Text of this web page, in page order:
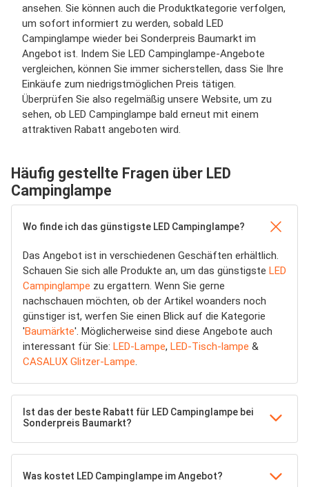
ansehen. Sie können auch die Produktkategorie verfolgen,
um sofort informiert zu werden, sobald LED
Campinglampe wieder bei Sonderpreis Baumarkt im
Angebot ist. Indem Sie LED Campinglampe-Angebote
vergleichen, können Sie immer sicherstellen, dass Sie Ihre
Einkäufe zum niedrigstmöglichen Preis tätigen.
Überprüfen Sie also regelmäßig unsere Website, um zu
sehen, ob LED Campinglampe bald erneut mit einem
attraktiven Rabatt angeboten wird.
Häufig gestellte Fragen über LED
Campinglampe
Wo finde ich das günstigste LED Campinglampe?
Das Angebot ist in verschiedenen Geschäften erhältlich.
Schauen Sie sich alle Produkte an, um das günstigste LED
Campinglampe zu ergattern. Wenn Sie gerne
nachschauen möchten, ob der Artikel woanders noch
günstiger ist, werfen Sie einen Blick auf die Kategorie
'Baumärkte'. Möglicherweise sind diese Angebote auch
interessant für Sie: LED-Lampe, LED-Tisch-lampe &
CASALUX Glitzer-Lampe.
Ist das der beste Rabatt für LED Campinglampe bei
Sonderpreis Baumarkt?
Was kostet LED Campinglampe im Angebot?